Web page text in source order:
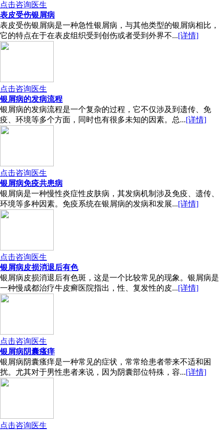
点击咨询医生
表皮受伤银屑病
表皮受伤银屑病是一种急性银屑病，与其他类型的银屑病相比，
它的特点在于在表皮组织受到创伤或者受到外界不...[详情]
点击咨询医生
银屑病的发病流程
银屑病的发病流程是一个复杂的过程，它不仅涉及到遗传、免
疫、环境等多个方面，同时也有很多未知的因素。总...[详情]
点击咨询医生
银屑病免疫共患病
银屑病是一种慢性炎症性皮肤病，其发病机制涉及免疫、遗传、
环境等多种因素。免疫系统在银屑病的发病和发展...[详情]
点击咨询医生
银屑病皮损消退后有色
银屑病皮损消退后有色斑，这是一个比较常见的现象。银屑病是
一种慢成都治疗牛皮癣医院指出，性、复发性的皮...[详情]
点击咨询医生
银屑病阴囊瘙痒
银屑病阴囊瘙痒是一种常见的症状，常常给患者带来不适和困
扰。尤其对于男性患者来说，因为阴囊部位特殊，容...[详情]
点击咨询医生